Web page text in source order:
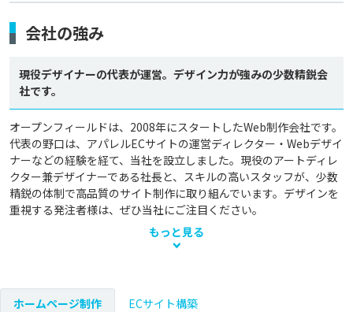
会社の強み
現役デザイナーの代表が運営。デザイン力が強みの少数精鋭会
社です。
オープンフィールドは、2008年にスタートしたWeb制作会社です。
代表の野口は、アパレルECサイトの運営ディレクター・Webデザイ
ナーなどの経験を経て、当社を設立しました。現役のアートディレ
クター兼デザイナーである社長と、スキルの高いスタッフが、少数
精鋭の体制で高品質のサイト制作に取り組んでいます。デザインを
重視する発注者様は、ぜひ当社にご注目ください。
もっと見る
ホームページ制作 ECサイト構築